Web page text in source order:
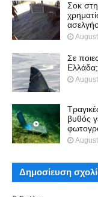
Σοκ
Σε
βυθός
Δημοσίευση